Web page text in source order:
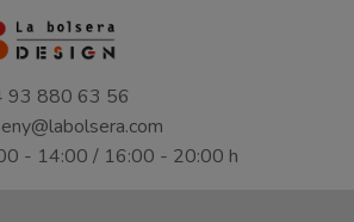
93 880 63 56
- 14:00 / 16:00 - 20:00 h